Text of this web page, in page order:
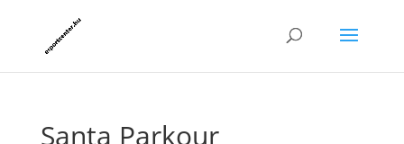
Santa Parkour